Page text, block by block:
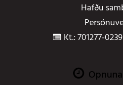
Hafðu
Kt.: 701277-